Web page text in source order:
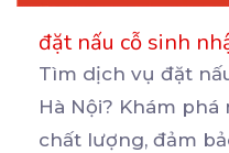
đặt nấu cỗ sinh
Tìm dịch vụ đặt
Hà Nội? Khám
chất lượng, đảm